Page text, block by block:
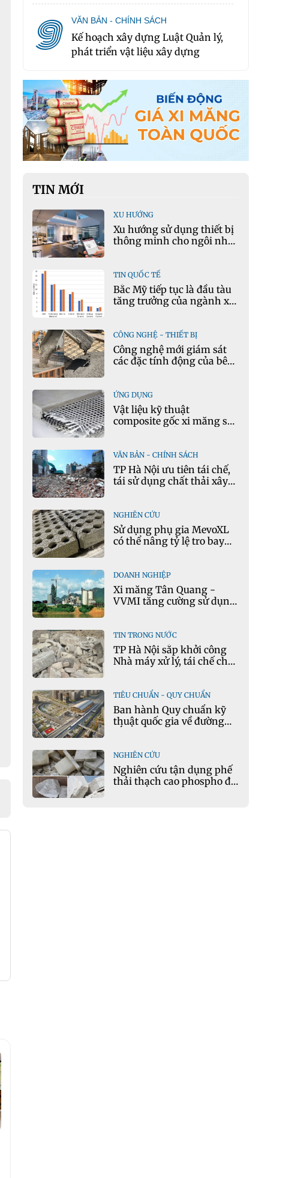
9 VĂN BẢN - CHÍNH SÁCH
Kế hoạch xây dựng Luật Quản lý,
phát triển vật liệu xây dựng
TIN MỚI
XU HƯỚNG
Xu hướng sử dụng thiết bị
thông minh cho ngôi nhà
TIN QUỐC TẾ
Bắc Mỹ tiếp tục là đầu tàu
tăng trưởng của ngành xi
CÔNG NGHỆ - THIẾT BỊ
Công nghệ mới giám sát
các đặc tính động của bê
ỨNG DỤNG
Vật liệu kỹ thuật
composite gốc xi măng sử
trong xây dựng hạ tầng
giao thông
VĂN BẢN - CHÍNH SÁCH
TP Hà Nội ưu tiên tái chế,
tái sử dụng chất thải xây
NGHIÊN CỨU
Sử dụng phụ gia MevoXL
có thể nâng tỷ lệ tro bay
DOANH NGHIỆP
Xi măng Tân Quang -
VVMI tăng cường sử dụng
TIN TRONG NƯỚC
TP Hà Nội sắp khởi công
Nhà máy xử lý, tái chế chất
TIÊU CHUẨN - QUY CHUẨN
Ban hành Quy chuẩn kỹ
thuật quốc gia về đường
NGHIÊN CỨU
Nghiên cứu tận dụng phế
thải thạch cao phospho để